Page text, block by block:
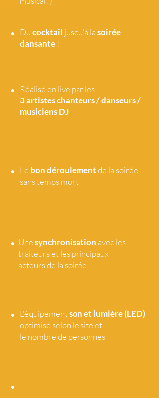
• Ducocktail jusqu'à lasoirée
dansante !
•
Réalisé en live par les
3 artisteschanteurs / danseurs /
musiciens DJ
• Le bon déroulementde la soirée
sans temps mort
• Unesynchronisation avec les
traiteurs et les principaux
acteurs de la soirée
• L'équipementson et lumière (LED)
optimisé selon le site et
le nombre de personnes
•